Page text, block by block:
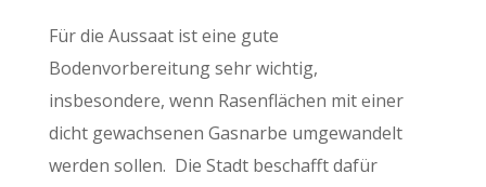
Für die Aussaat ist eine gute
Bodenvorbereitung sehr wichtig,
insbesondere, wenn Rasenflächen mit einer
dicht gewachsenen Gasnarbe umgewandelt
werden sollen. Die Stadt beschafft dafür